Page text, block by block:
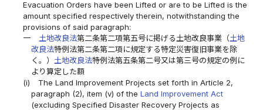
Evacuation Orders have been Lifted or are to be Lifted is the
amount specified respectively therein, notwithstanding the
provisions of said paragraph:
一
土地改良法第二条第二項第五号に掲げる土地改良事業（土地
改良法特例法第二条第二項に規定する特定災害復旧事業を除
く。） 土地改良法特例法第五条第二号又は第三号の規定の例に
より算定した額
(i)
The Land Improvement Projects set forth in Article 2,
paragraph (2), item (v) of the Land Improvement Act
(excluding Specified Disaster Recovery Projects as